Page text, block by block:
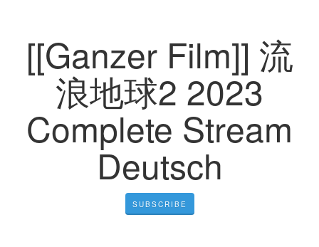
[[Ganzer Film]] 流
浪地球2 2023
Complete Stream
Deutsch
SUBSCRIBE